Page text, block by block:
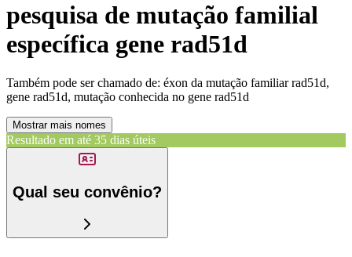
pesquisa de mutação familial
específica gene rad51d
Também pode ser chamado de: éxon da mutação familiar rad51d,
gene rad51d, mutação conhecida no gene rad51d
Mostrar mais nomes
Resultado em até 35 dias úteis
Qual seu convênio?